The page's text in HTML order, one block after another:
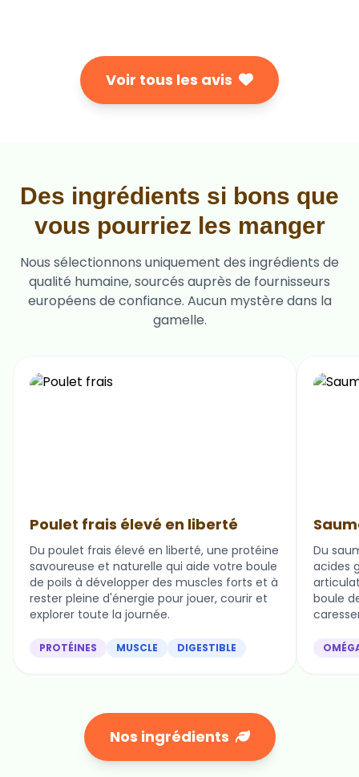
Voir tous les avis
Des ingrédients si bons que
vous pourriez les manger
Nous sélectionnons uniquement des ingrédients de
qualité humaine, sourcés auprès de fournisseurs
européens de confiance. Aucun mystère dans la
gamelle.
Poulet frais élevé en liberté
Du poulet frais élevé en liberté, une protéine
savoureuse et naturelle qui aide votre boule
de poils à développer des muscles forts et à
rester pleine d'énergie pour jouer, courir et
explorer toute la journée.
PROTÉINES MUSCLE DIGESTIBLE
Du
acides
boule
Nos ingrédients